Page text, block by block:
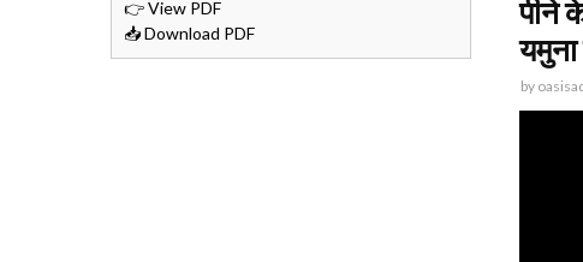
पीने
यमुना
by
👉 View PDF
📥 Download PDF